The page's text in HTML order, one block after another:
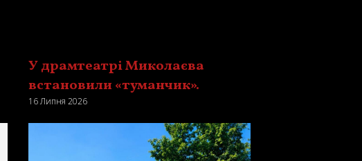
У драмтеатрі Миколаєва
встановили «туманчик».
16 Липня 2026